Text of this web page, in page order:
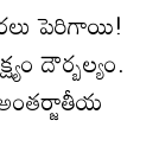
పెరిగాయి!
దౌర్బ‌ల్యం.